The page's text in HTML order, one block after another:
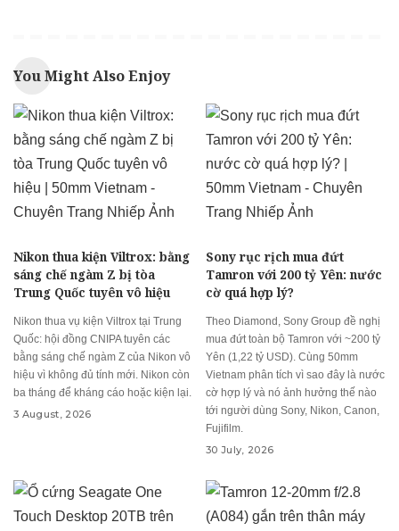
You Might Also Enjoy
Nikon thua kiện Viltrox: bằng
sáng chế ngàm Z bị tòa
Trung Quốc tuyên vô hiệu
Nikon thua vụ kiện Viltrox tại Trung
Quốc: hội đồng CNIPA tuyên các
bằng sáng chế ngàm Z của Nikon vô
hiệu vì không đủ tính mới. Nikon còn
ba tháng để kháng cáo hoặc kiện lại.
3 August, 2026
Sony rục rịch mua đứt
Tamron với 200 tỷ Yên: nước
cờ quá hợp lý?
Theo Diamond, Sony Group đề nghị
mua đứt toàn bộ Tamron với ~200 tỷ
Yên (1,22 tỷ USD). Cùng 50mm
Vietnam phân tích vì sao đây là nước
cờ hợp lý và nó ảnh hưởng thế nào
tới người dùng Sony, Nikon, Canon,
Fujifilm.
30 July, 2026